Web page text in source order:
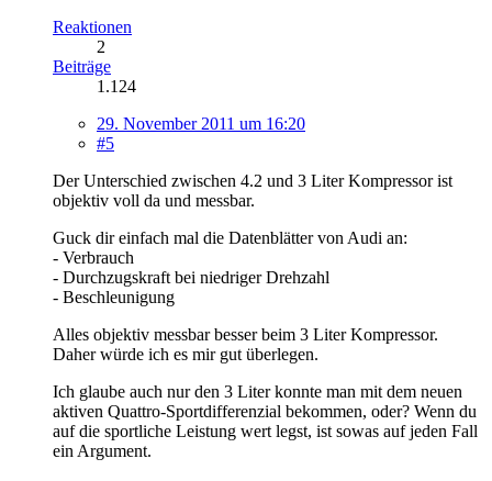
Reaktionen
2
Beiträge
1.124
29. November 2011 um 16:20
#5
Der Unterschied zwischen 4.2 und 3 Liter Kompressor ist
objektiv voll da und messbar.
Guck dir einfach mal die Datenblätter von Audi an:
- Verbrauch
- Durchzugskraft bei niedriger Drehzahl
- Beschleunigung
Alles objektiv messbar besser beim 3 Liter Kompressor.
Daher würde ich es mir gut überlegen.
Ich glaube auch nur den 3 Liter konnte man mit dem neuen
aktiven Quattro-Sportdifferenzial bekommen, oder? Wenn du
auf die sportliche Leistung wert legst, ist sowas auf jeden Fall
ein Argument.